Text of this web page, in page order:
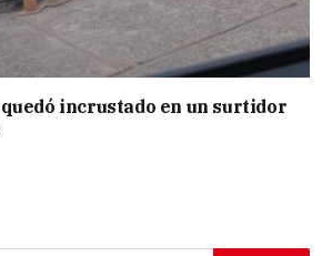
incrustado en un surtidor